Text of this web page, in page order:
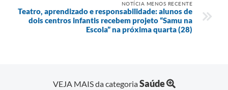
NOTÍCIA MENOS RECENTE
Teatro, aprendizado e responsabilidade: alunos de
dois centros infantis recebem projeto “Samu na
Escola” na próxima quarta (28)
VEJA MAIS da categoriaSaúde